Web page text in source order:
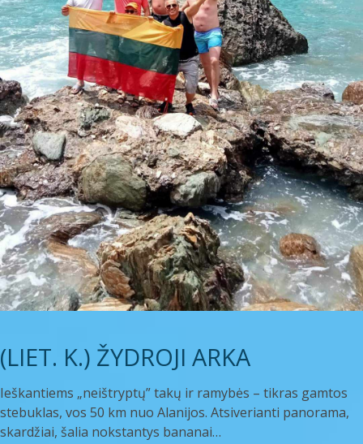
(LIET. K.) ŽYDROJI ARKA
Ieškantiems „neištryptų” takų ir ramybės – tikras gamtos
stebuklas, vos 50 km nuo Alanijos. Atsiverianti panorama,
skardžiai, šalia nokstantys bananai…